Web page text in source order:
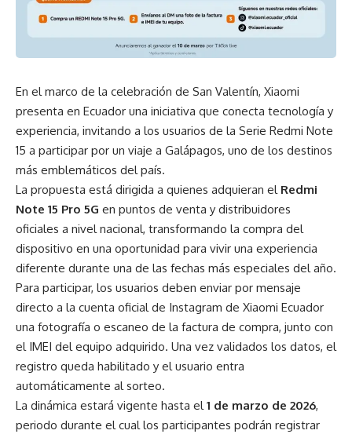
En el marco de la celebración de San Valentín, Xiaomi
presenta en Ecuador una iniciativa que conecta tecnología y
experiencia, invitando a los usuarios de la Serie Redmi Note
15 a participar por un viaje a Galápagos, uno de los destinos
más emblemáticos del país.
La propuesta está dirigida a quienes adquieran el Redmi
Note 15 Pro 5G en puntos de venta y distribuidores
oficiales a nivel nacional, transformando la compra del
dispositivo en una oportunidad para vivir una experiencia
diferente durante una de las fechas más especiales del año.
Para participar, los usuarios deben enviar por mensaje
directo a la cuenta oficial de Instagram de Xiaomi Ecuador
una fotografía o escaneo de la factura de compra, junto con
el IMEI del equipo adquirido. Una vez validados los datos, el
registro queda habilitado y el usuario entra
automáticamente al sorteo.
La dinámica estará vigente hasta el1 de marzo de 2026,
periodo durante el cual los participantes podrán registrar